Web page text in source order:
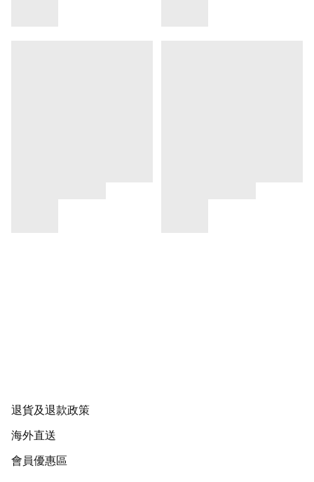
退貨及退款政策
海外直送
會員優惠區